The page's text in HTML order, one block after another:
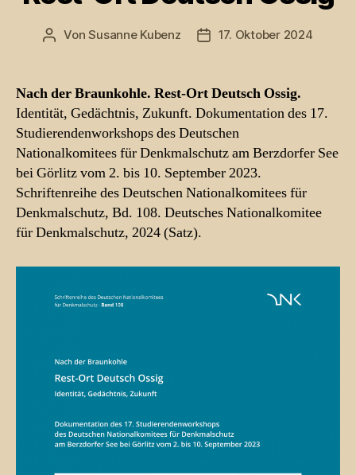
Beitragsautor
VonSusanne Kubenz Beitragsdatum
17. Oktober 2024
Nach der Braunkohle. Rest-Ort Deutsch Ossig.
Identität, Gedächtnis, Zukunft. Dokumentation des 17.
Studierendenworkshops des Deutschen
Nationalkomitees für Denkmalschutz am Berzdorfer See
bei Görlitz vom 2. bis 10. September 2023.
Schriftenreihe des Deutschen Nationalkomitees für
Denkmalschutz, Bd. 108. Deutsches Nationalkomitee
für Denkmalschutz, 2024 (Satz).